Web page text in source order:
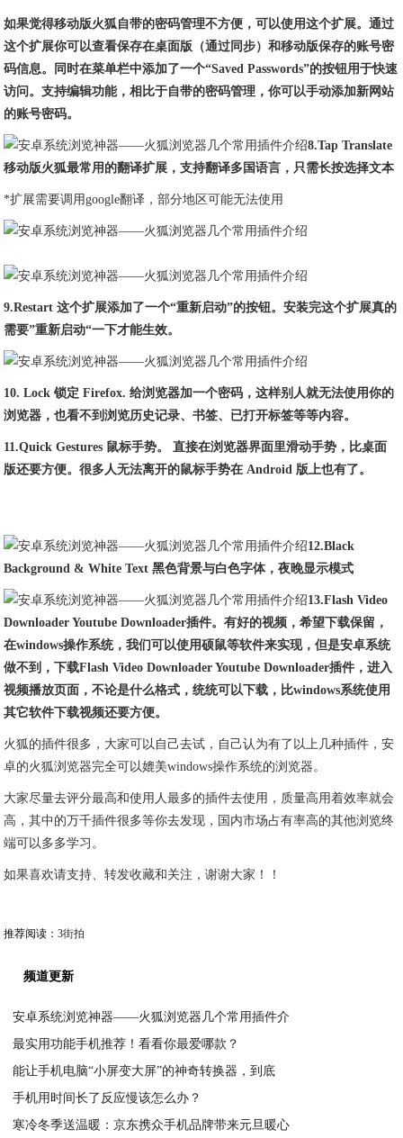
如果觉得移动版火狐自带的密码管理不方便，可以使用这个扩展。通过
这个扩展你可以查看保存在桌面版（通过同步）和移动版保存的账号密
码信息。同时在菜单栏中添加了一个“Saved Passwords”的按钮用于快速
访问。支持编辑功能，相比于自带的密码管理，你可以手动添加新网站
的账号密码。
8.Tap Translate
移动版火狐最常用的翻译扩展，支持翻译多国语言，只需长按选择文本
*扩展需要调用google翻译，部分地区可能无法使用
9.Restart 这个扩展添加了一个“重新启动”的按钮。安装完这个扩展真的
需要”重新启动“一下才能生效。
10. Lock 锁定 Firefox. 给浏览器加一个密码，这样别人就无法使用你的
浏览器，也看不到浏览历史记录、书签、已打开标签等等内容。
11.Quick Gestures 鼠标手势。 直接在浏览器界面里滑动手势，比桌面
版还要方便。很多人无法离开的鼠标手势在 Android 版上也有了。
12.Black
Background & White Text 黑色背景与白色字体，夜晚显示模式
13.Flash Video
Downloader Youtube Downloader插件。有好的视频，希望下载保留，
在windows操作系统，我们可以使用硕鼠等软件来实现，但是安卓系统
做不到，下载Flash Video Downloader Youtube Downloader插件，进入
视频播放页面，不论是什么格式，统统可以下载，比windows系统使用
其它软件下载视频还要方便。
火狐的插件很多，大家可以自己去试，自己认为有了以上几种插件，安
卓的火狐浏览器完全可以媲美windows操作系统的浏览器。
大家尽量去评分最高和使用人最多的插件去使用，质量高用着效率就会
高，其中的万千插件很多等你去发现，国内市场占有率高的其他浏览终
端可以多多学习。
如果喜欢请支持、转发收藏和关注，谢谢大家！！
推荐阅读：3街拍
频道更新
安卓系统浏览神器——火狐浏览器几个常用插件介
最实用功能手机推荐！看看你最爱哪款？
能让手机电脑“小屏变大屏”的神奇转换器，到底
手机用时间长了反应慢该怎么办？
寒冷冬季送温暖：京东携众手机品牌带来元旦暖心